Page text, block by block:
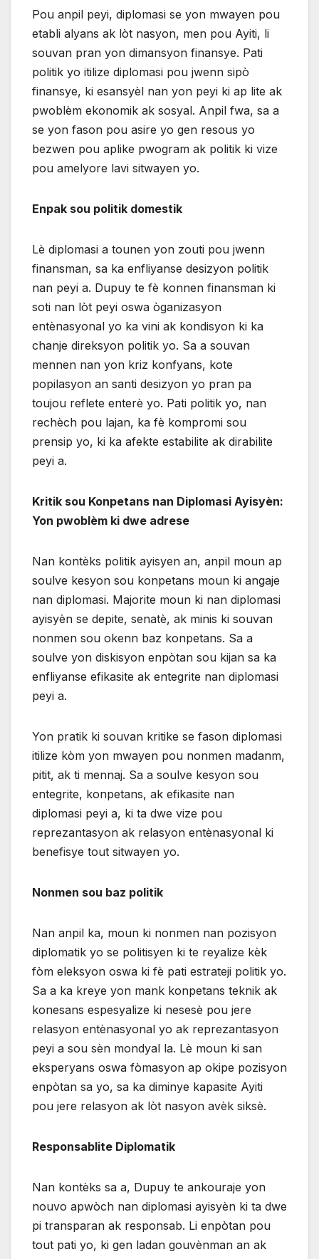
Pou anpil peyi, diplomasi se yon mwayen pou
etabli alyans ak lòt nasyon, men pou Ayiti, li
souvan pran yon dimansyon finansye. Pati
politik yo itilize diplomasi pou jwenn sipò
finansye, ki esansyèl nan yon peyi ki ap lite ak
pwoblèm ekonomik ak sosyal. Anpil fwa, sa a
se yon fason pou asire yo gen resous yo
bezwen pou aplike pwogram ak politik ki vize
pou amelyore lavi sitwayen yo.
Enpak sou politik domestik
Lè diplomasi a tounen yon zouti pou jwenn
finansman, sa ka enfliyanse desizyon politik
nan peyi a. Dupuy te fè konnen finansman ki
soti nan lòt peyi oswa òganizasyon
entènasyonal yo ka vini ak kondisyon ki ka
chanje direksyon politik yo. Sa a souvan
mennen nan yon kriz konfyans, kote
popilasyon an santi desizyon yo pran pa
toujou reflete enterè yo. Pati politik yo, nan
rechèch pou lajan, ka fè kompromi sou
prensip yo, ki ka afekte estabilite ak dirabilite
peyi a.
Kritik sou Konpetans nan Diplomasi Ayisyèn:
Yon pwoblèm ki dwe adrese
Nan kontèks politik ayisyen an, anpil moun ap
soulve kesyon sou konpetans moun ki angaje
nan diplomasi. Majorite moun ki nan diplomasi
ayisyèn se depite, senatè, ak minis ki souvan
nonmen sou okenn baz konpetans. Sa a
soulve yon diskisyon enpòtan sou kijan sa ka
enfliyanse efikasite ak entegrite nan diplomasi
peyi a.
Yon pratik ki souvan kritike se fason diplomasi
itilize kòm yon mwayen pou nonmen madanm,
pitit, ak ti mennaj. Sa a soulve kesyon sou
entegrite, konpetans, ak efikasite nan
diplomasi peyi a, ki ta dwe vize pou
reprezantasyon ak relasyon entènasyonal ki
benefisye tout sitwayen yo.
Nonmen sou baz politik
Nan anpil ka, moun ki nonmen nan pozisyon
diplomatik yo se politisyen ki te reyalize kèk
fòm eleksyon oswa ki fè pati estrateji politik yo.
Sa a ka kreye yon mank konpetans teknik ak
konesans espesyalize ki nesesè pou jere
relasyon entènasyonal yo ak reprezantasyon
peyi a sou sèn mondyal la. Lè moun ki san
eksperyans oswa fòmasyon ap okipe pozisyon
enpòtan sa yo, sa ka diminye kapasite Ayiti
pou jere relasyon ak lòt nasyon avèk siksè.
Responsablite Diplomatik
Nan kontèks sa a, Dupuy te ankouraje yon
nouvo apwòch nan diplomasi ayisyèn ki ta dwe
pi transparan ak responsab. Li enpòtan pou
tout pati yo, ki gen ladan gouvènman an ak